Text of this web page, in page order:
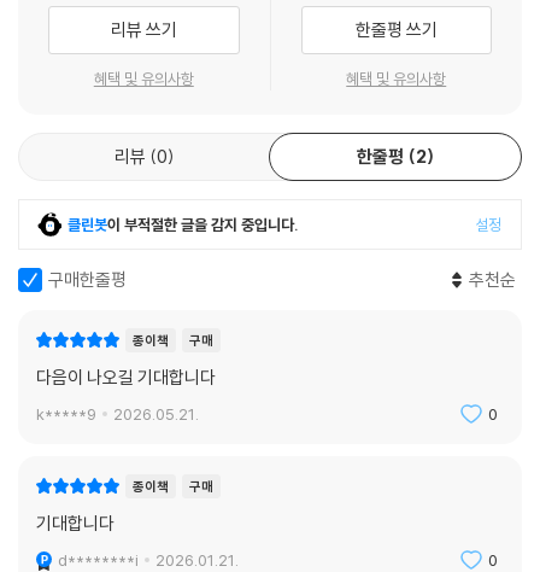
리뷰 쓰기
혜택 및 유의사항
한줄평 쓰기
혜택 및 유의사항
리뷰 0 한줄평 2
클린봇이 부적절한 글을 감지 중입니다. 설정
구매한줄평 추천순
종이책 구매
다음이 나오길 기대합니다
k*****9 2026.05.21. 0
종이책 구매
기대합니다
d********i 2026.01.21. 0